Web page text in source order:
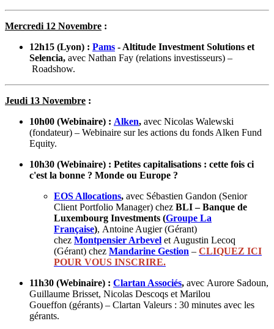
Mercredi 12 Novembre :
12h15 (Lyon) : Pams - Altitude Investment Solutions et
Selencia, avec Nathan Fay (relations investisseurs) –
Roadshow.
Jeudi 13 Novembre :
10h00 (Webinaire) : Alken, avec Nicolas Walewski
(fondateur) – Webinaire sur les actions du fonds Alken Fund
Equity.
10h30 (Webinaire) : Petites capitalisations : cette fois ci
c'est la bonne ? Monde ou Europe ?
EOS Allocations, avec Sébastien Gandon (Senior
Client Portfolio Manager) chez BLI – Banque de
Luxembourg Investments (Groupe La
Française), Antoine Augier (Gérant)
chez Montpensier Arbevel et Augustin Lecoq
(Gérant) chez Mandarine Gestion – CLIQUEZ ICI
POUR VOUS INSCRIRE.
11h30 (Webinaire) : Clartan Associés, avec Aurore Sadoun,
Guillaume Brisset, Nicolas Descoqs et Marilou
Goueffon (gérants) – Clartan Valeurs : 30 minutes avec les
gérants.